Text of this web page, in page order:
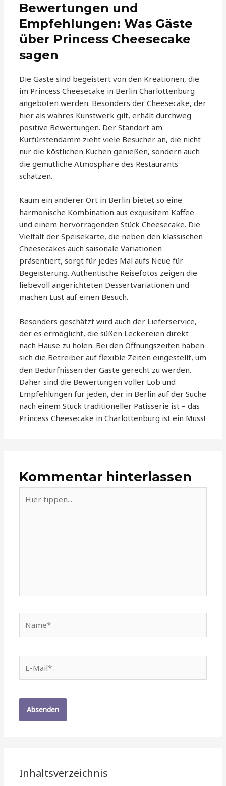
Bewertungen und
Empfehlungen: Was Gäste
über Princess Cheesecake
sagen
Die Gäste sind begeistert von den Kreationen, die
im Princess Cheesecake in Berlin Charlottenburg
angeboten werden. Besonders der Cheesecake, der
hier als wahres Kunstwerk gilt, erhält durchweg
positive Bewertungen. Der Standort am
Kurfürstendamm zieht viele Besucher an, die nicht
nur die köstlichen Kuchen genießen, sondern auch
die gemütliche Atmosphäre des Restaurants
schätzen.
Kaum ein anderer Ort in Berlin bietet so eine
harmonische Kombination aus exquisitem Kaffee
und einem hervorragenden Stück Cheesecake. Die
Vielfalt der Speisekarte, die neben den klassischen
Cheesecakes auch saisonale Variationen
präsentiert, sorgt für jedes Mal aufs Neue für
Begeisterung. Authentische Reisefotos zeigen die
liebevoll angerichteten Dessertvariationen und
machen Lust auf einen Besuch.
Besonders geschätzt wird auch der Lieferservice,
der es ermöglicht, die süßen Leckereien direkt
nach Hause zu holen. Bei den Öffnungszeiten haben
sich die Betreiber auf flexible Zeiten eingestellt, um
den Bedürfnissen der Gäste gerecht zu werden.
Daher sind die Bewertungen voller Lob und
Empfehlungen für jeden, der in Berlin auf der Suche
nach einem Stück traditioneller Patisserie ist – das
Princess Cheesecake in Charlottenburg ist ein Muss!
Kommentar hinterlassen
tippen...
Mail*
Inhaltsverzeichnis